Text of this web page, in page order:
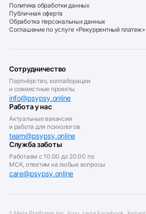
Политика обработки данных
Публичная оферта
Обработка персональных данных
Соглашение по услуге «Рекуррентный платеж»
Сотрудничество
Партнёрство, коллаборации
и совместные проекты
info@psypsy.online
Работа у нас
Актуальные вакансии
и работа для психологов
team@psypsy.online
Служба заботы
Работаем с 10:00 до 20:00 по
МСК, ответим на любые вопросы
care@psypsy.online